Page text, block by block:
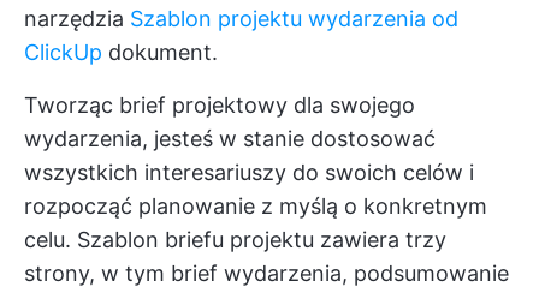
narzędzia Szablon projektu wydarzenia od
ClickUp dokument.
Tworząc brief projektowy dla swojego
wydarzenia, jesteś w stanie dostosować
wszystkich interesariuszy do swoich celów i
rozpocząć planowanie z myślą o konkretnym
celu. Szablon briefu projektu zawiera trzy
strony, w tym brief wydarzenia, podsumowanie